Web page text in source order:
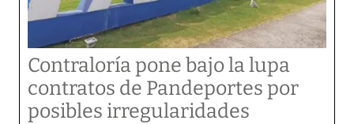
Contraloría pone bajo la lupa
contratos de Pandeportes por
posibles irregularidades